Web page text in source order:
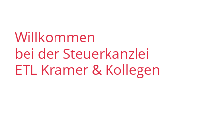
Willkommen
bei der Steuerkanzlei
ETL Kramer & Kollegen